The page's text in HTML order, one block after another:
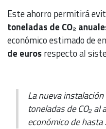
Este ahorro permitirá
toneladas de CO₂
económico estimado de
de euros respecto al
La nueva
toneladas de CO₂
económico de